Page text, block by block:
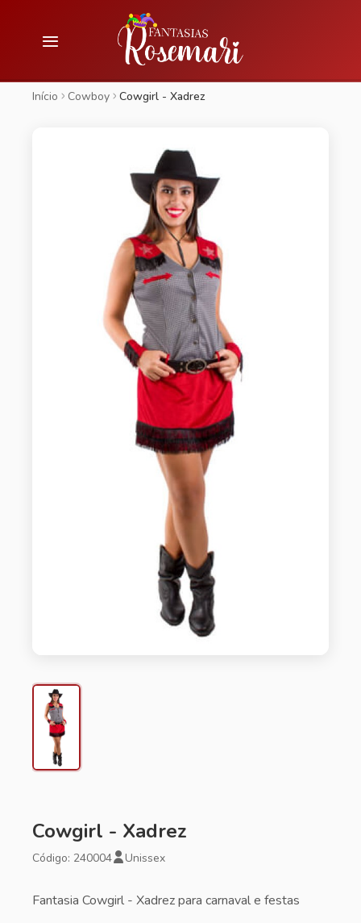
Início Cowboy Cowgirl - Xadrez
Cowgirl - Xadrez
Código: 240004 Unissex
Fantasia Cowgirl - Xadrez para carnaval e festas